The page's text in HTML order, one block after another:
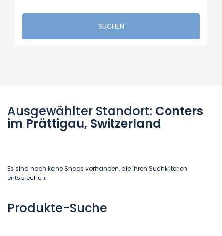
SUCHEN
Ausgewählter Standort: Conters
im Prättigau, Switzerland
Es sind noch keine Shops vorhanden, die Ihren Suchkriterien
entsprechen.
Produkte-Suche